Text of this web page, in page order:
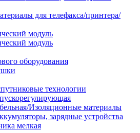
для телефакса/принтера/
модуль
модуль
оборудования
технологии
Изоляционные материалы
зарядные устройства
мелкая